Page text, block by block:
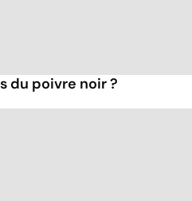
du poivre noir ?